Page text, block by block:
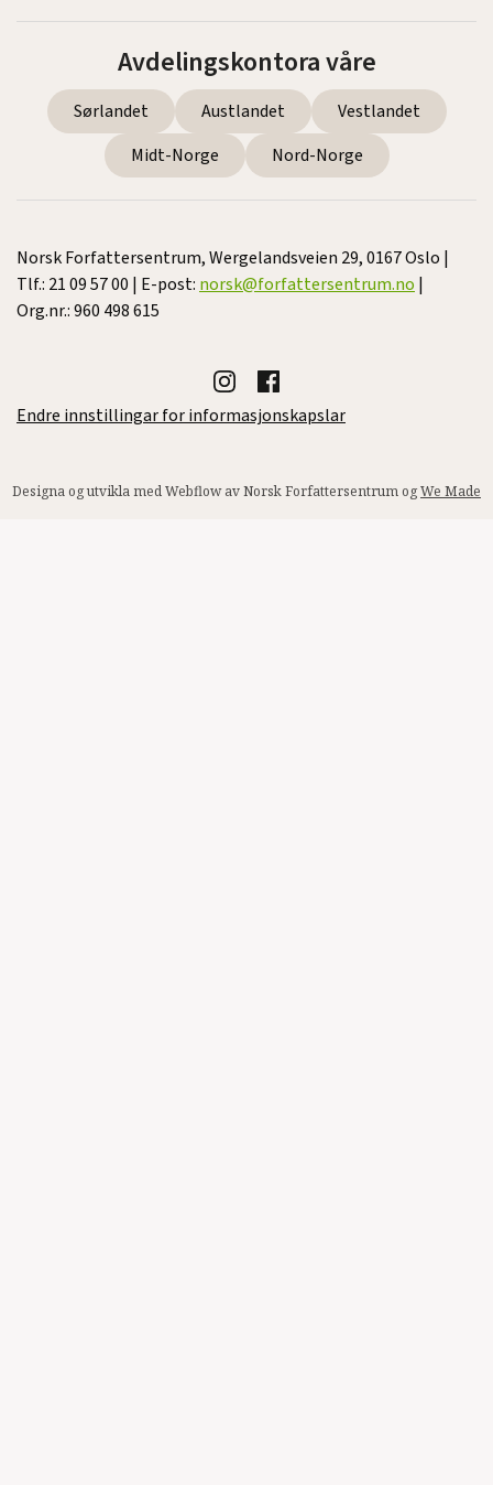
Avdelingskontora våre
Sørlandet Austlandet
Vestlandet
Midt-Norge
Nord-Norge
Norsk Forfattersentrum, Wergelandsveien 29, 0167 Oslo |
Tlf.: 21 09 57 00 | E-post: norsk@forfattersentrum.no |
Org.nr.: 960 498 615
Endre innstillingar for informasjonskapslar
Designa og utvikla med Webflow av Norsk Forfattersentrum ogWe Made